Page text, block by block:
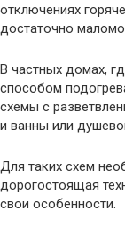
отключениях
достаточно
В частных домах,
способом
схемы с
и ванны или
Для таких схем
дорогостоящая
свои особенности.